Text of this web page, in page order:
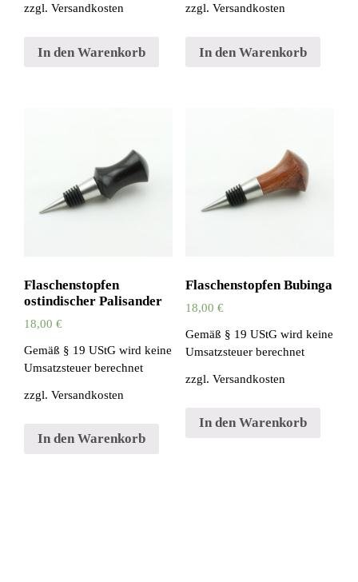
zzgl. Versandkosten
In den Warenkorb
zzgl. Versandkosten
In den Warenkorb
Flaschenstopfen
ostindischer Palisander
18,00 €
Gemäß § 19 UStG wird keine
Umsatzsteuer berechnet
zzgl. Versandkosten
In den Warenkorb
Flaschenstopfen Bubinga
18,00 €
Gemäß § 19 UStG wird keine
Umsatzsteuer berechnet
zzgl. Versandkosten
In den Warenkorb